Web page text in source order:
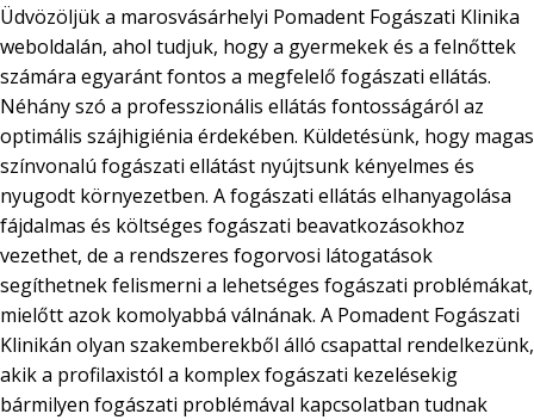
Üdvözöljük a marosvásárhelyi Pomadent Fogászati Klinika
weboldalán, ahol tudjuk, hogy a gyermekek és a felnőttek
számára egyaránt fontos a megfelelő fogászati ellátás.
Néhány szó a professzionális ellátás fontosságáról az
optimális szájhigiénia érdekében. Küldetésünk, hogy magas
színvonalú fogászati ellátást nyújtsunk kényelmes és
nyugodt környezetben. A fogászati ellátás elhanyagolása
fájdalmas és költséges fogászati beavatkozásokhoz
vezethet, de a rendszeres fogorvosi látogatások
segíthetnek felismerni a lehetséges fogászati problémákat,
mielőtt azok komolyabbá válnának. A Pomadent Fogászati
Klinikán olyan szakemberekből álló csapattal rendelkezünk,
akik a profilaxistól a komplex fogászati kezelésekig
bármilyen fogászati problémával kapcsolatban tudnak